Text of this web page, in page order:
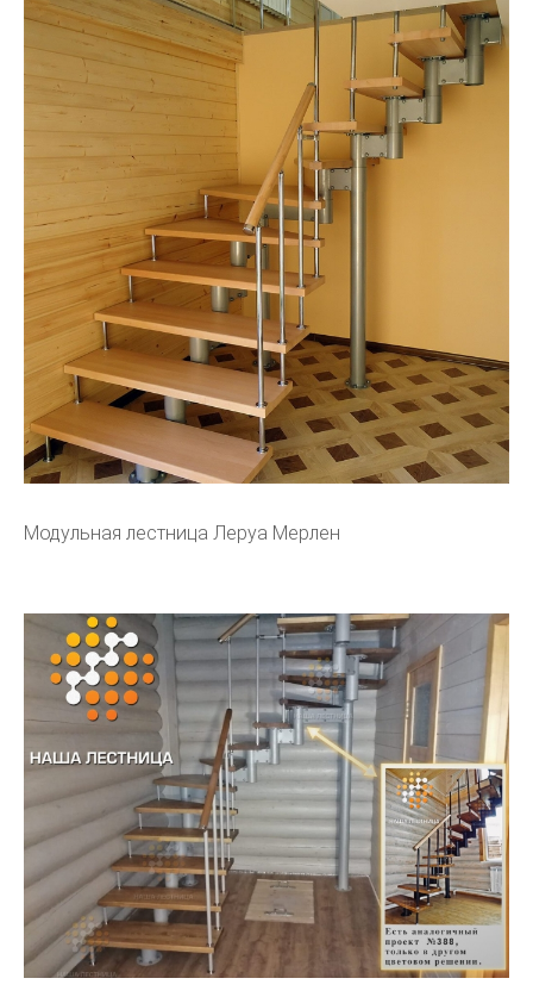
Модульная лестница Леруа Мерлен